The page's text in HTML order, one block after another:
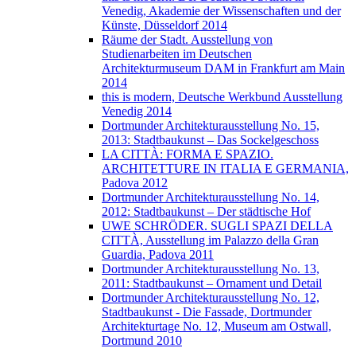
Venedig, Akademie der Wissenschaften und der
Künste, Düsseldorf 2014
Räume der Stadt. Ausstellung von
Studienarbeiten im Deutschen
Architekturmuseum DAM in Frankfurt am Main
2014
this is modern, Deutsche Werkbund Ausstellung
Venedig 2014
Dortmunder Architekturausstellung No. 15,
2013: Stadtbaukunst – Das Sockelgeschoss
LA CITTÀ: FORMA E SPAZIO.
ARCHITETTURE IN ITALIA E GERMANIA,
Padova 2012
Dortmunder Architekturausstellung No. 14,
2012: Stadtbaukunst – Der städtische Hof
UWE SCHRÖDER. SUGLI SPAZI DELLA
CITTÀ, Ausstellung im Palazzo della Gran
Guardia, Padova 2011
Dortmunder Architekturausstellung No. 13,
2011: Stadtbaukunst – Ornament und Detail
Dortmunder Architekturausstellung No. 12,
Stadtbaukunst - Die Fassade, Dortmunder
Architekturtage No. 12, Museum am Ostwall,
Dortmund 2010